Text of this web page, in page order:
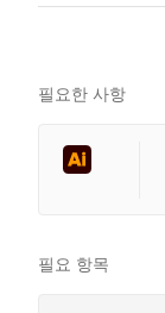
필요한 사항
필요 항목